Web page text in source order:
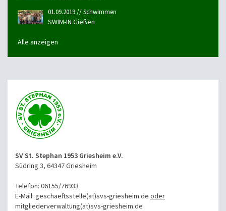
01.09.2019 // Schwimmen
SWIM-IN Gießen
Alle anzeigen
SV St. Stephan 1953 Griesheim e.V.
Südring 3, 64347 Griesheim
Telefon: 06155/76933
E-Mail: geschaeftsstelle(at)svs-griesheim.de oder
mitgliederverwaltung(at)svs-griesheim.de